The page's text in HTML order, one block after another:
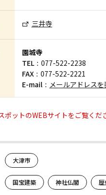
三井寺
園城寺
TEL
077-522-2238
FAX
077-522-2221
E-mail
メールアドレスを
ットのWEBサイトをご覧くだ
大津市
国宝建築 神社仏閣 歴